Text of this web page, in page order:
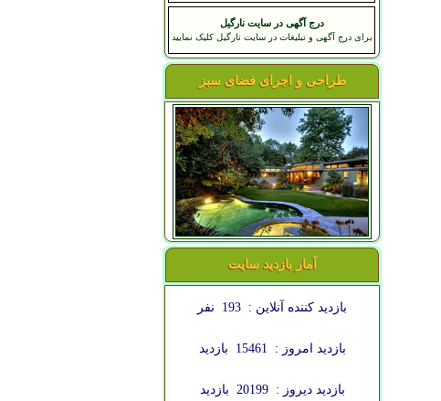
درج آگهی در سایت نارگیل
برای درج آگهی و تبلیغات در سایت نارگیل کلیک نمایید
طراحی و اجرای فضای سبز
آمار بازدید سایت
بازدید کننده آنلاین : 193 نفر
بازدید امروز : 15461 بازدید
بازدید دیروز : 20199 بازدید